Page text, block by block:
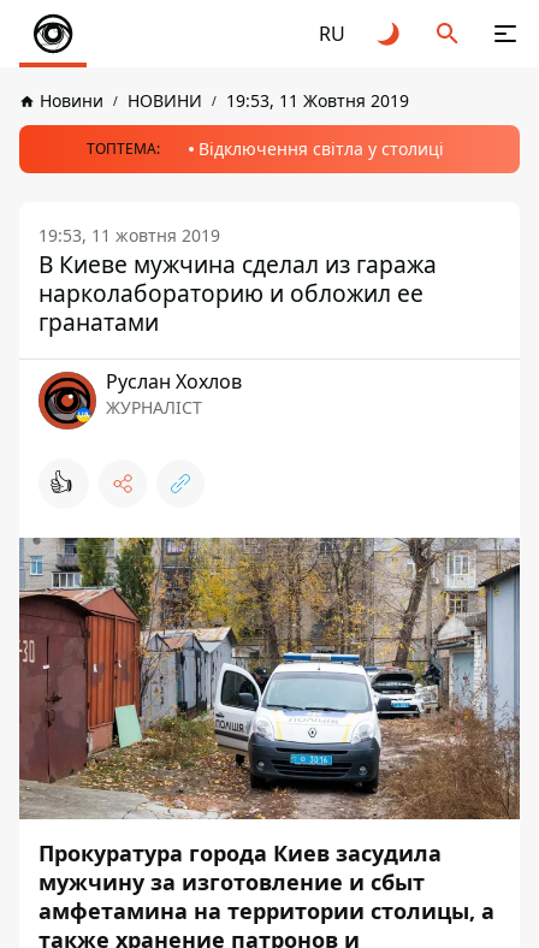
RU
Новини НОВИНИ 19:53, 11 Жовтня 2019
ТОПТЕМА: Відключення світла у столиці
19:53, 11 жовтня 2019
В Киеве мужчина сделал из гаража
нарколабораторию и обложил ее
гранатами
Руслан Хохлов
ЖУРНАЛІСТ
👍
Прокуратура города Киев засудила
мужчину за изготовление и сбыт
амфетамина на территории столицы, а
также хранение патронов и